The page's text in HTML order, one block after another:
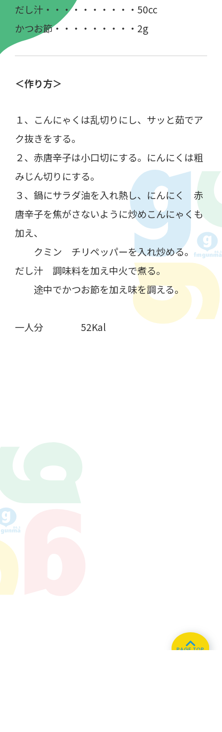
だし汁・・・・・・・・・・50cc
かつお節・・・・・・・・・2g
＜作り方＞
１、こんにゃくは乱切りにし、サッと茹でア
ク抜きをする。
２、赤唐辛子は小口切にする。にんにくは粗
みじん切りにする。
３、鍋にサラダ油を入れ熱し、にんにく 赤
唐辛子を焦がさないように炒めこんにゃくも
加え、
クミン チリペッパーを入れ炒める。
だし汁 調味料を加え中火で煮る。
途中でかつお節を加え味を調える。
一人分 52Kal
PAGE TOP